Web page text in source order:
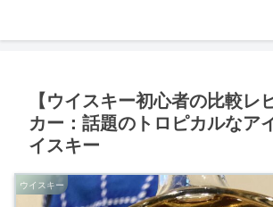
【ウイスキー初心者の比較レ
カー：話題のトロピカルなア
イスキー
ウイスキー